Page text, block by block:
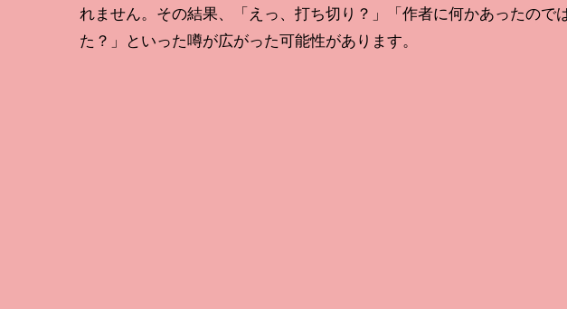
れません。その結果、「えっ、打ち切り？」「作者に何かあったので
た？」といった噂が広がった可能性があります。